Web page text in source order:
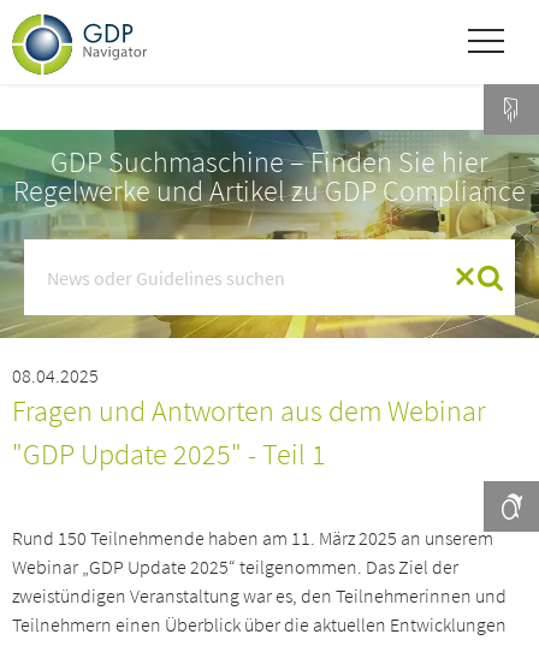
GDP Suchmaschine – Finden Sie hier
Regelwerke und Artikel zu GDP Compliance
08.04.2025
Fragen und Antworten aus dem Webinar
"GDP Update 2025" - Teil 1
Rund 150 Teilnehmende haben am 11. März 2025 an unserem
Webinar „GDP Update 2025“ teilgenommen. Das Ziel der
zweistündigen Veranstaltung war es, den Teilnehmerinnen und
Teilnehmern einen Überblick über die aktuellen Entwicklungen